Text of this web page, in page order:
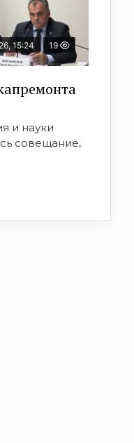
15:24 19
и науки
совещание,